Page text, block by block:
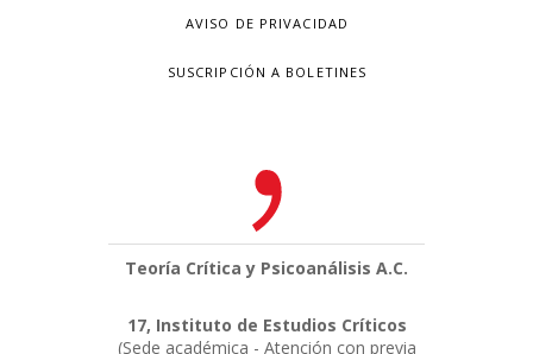
AVISO DE PRIVACIDAD
SUSCRIPCIÓN A BOLETINES
Teoría Crítica y Psicoanálisis A.C.
17, Instituto de Estudios Críticos
(Sede académica - Atención con previa